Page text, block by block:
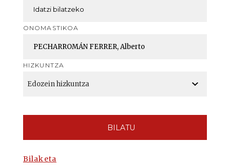
ONOMASTIKOA
HIZKUNTZA
BILATU
Bilaketa